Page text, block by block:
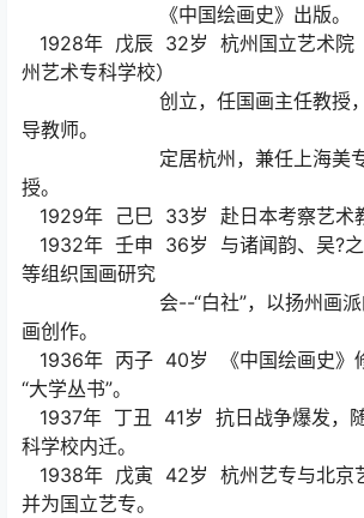
《中国绘画史》出版。
1928年 戊辰 32岁 杭州国立艺术院
州艺术专科学校）
创立，任国画主任教授，兼
导教师。
定居杭州，兼任上海美专、
授。
1929年 己巳 33岁 赴日本考察艺术
1932年 壬申 36岁 与诸闻韵、吴?之
等组织国画研究
会--“白社”，以扬州画派的
画创作。
1936年 丙子 40岁 《中国绘画史》
“大学丛书”。
1937年 丁丑 41岁 抗日战争爆发，
科学校内迁。
1938年 戊寅 42岁 杭州艺专与北京
并为国立艺专。